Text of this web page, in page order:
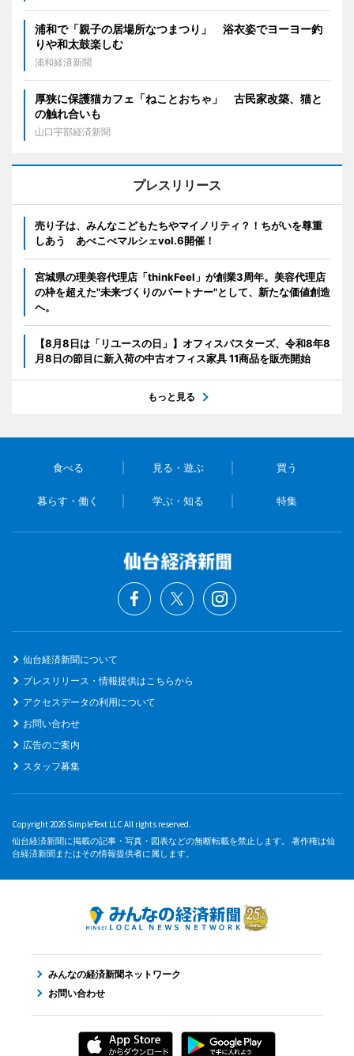
浦和で「親子の居場所なつまつり」 浴衣姿でヨーヨー釣
りや和太鼓楽しむ
浦和経済新聞
厚狭に保護猫カフェ「ねことおちゃ」 古民家改築、猫と
の触れ合いも
山口宇部経済新聞
プレスリリース
売り子は、みんなこどもたちやマイノリティ？！ちがいを尊重
しあう あべこべマルシェvol.6開催！
宮城県の理美容代理店「thinkFeel」が創業3周年。美容代理店
の枠を超えた"未来づくりのパートナー"として、新たな価値創造
へ。
【8月8日は「リユースの日」】オフィスバスターズ、令和8年8
月8日の節目に新入荷の中古オフィス家具 11商品を販売開始
もっと見る
食べる 見る・遊ぶ 買う
暮らす・働く 学ぶ・知る 特集
仙台経済新聞について
プレスリリース・情報提供はこちらから
アクセスデータの利用について
お問い合わせ
広告のご案内
スタッフ募集
Copyright 2026 SimpleText LLC All rights reserved.
仙台経済新聞に掲載の記事・写真・図表などの無断転載を禁止します。 著作権は仙
台経済新聞またはその情報提供者に属します。
みんなの経済新聞ネットワーク
お問い合わせ